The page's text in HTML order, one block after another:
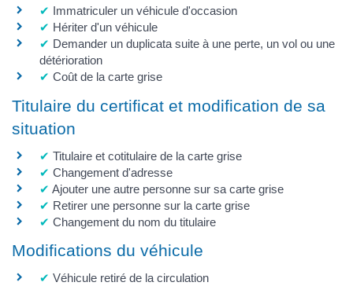
Immatriculer un véhicule d'occasion
Hériter d'un véhicule
Demander un duplicata suite à une perte, un vol ou une
détérioration
Coût de la carte grise
Titulaire du certificat et modification de sa
situation
Titulaire et cotitulaire de la carte grise
Changement d'adresse
Ajouter une autre personne sur sa carte grise
Retirer une personne sur la carte grise
Changement du nom du titulaire
Modifications du véhicule
Véhicule retiré de la circulation